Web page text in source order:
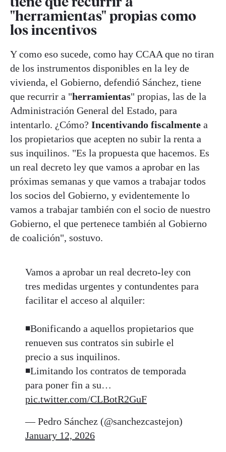
"herramientas" propias como
los incentivos
Y como eso sucede, como hay CCAA que no tiran
de los instrumentos disponibles en la ley de
vivienda, el Gobierno, defendió Sánchez, tiene
que recurrir a "herramientas" propias, las de la
Administración General del Estado, para
intentarlo. ¿Cómo? Incentivando fiscalmente a
los propietarios que acepten no subir la renta a
sus inquilinos. "Es la propuesta que hacemos. Es
un real decreto ley que vamos a aprobar en las
próximas semanas y que vamos a trabajar todos
los socios del Gobierno, y evidentemente lo
vamos a trabajar también con el socio de nuestro
Gobierno, el que pertenece también al Gobierno
de coalición", sostuvo.
Vamos a aprobar un real decreto-ley con
tres medidas urgentes y contundentes para
facilitar el acceso al alquiler:
◾️Bonificando a aquellos propietarios que
renueven sus contratos sin subirle el
precio a sus inquilinos.
◾️Limitando los contratos de temporada
para poner fin a su…
pic.twitter.com/CLBotR2GuF
— Pedro Sánchez (@sanchezcastejon)
January 12, 2026